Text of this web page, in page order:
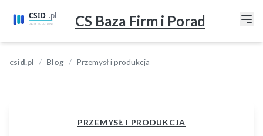
CS Baza Firm i Porad
csid.pl Blog Przemysł i produkcja
PRZEMYSŁ I PRODUKCJA